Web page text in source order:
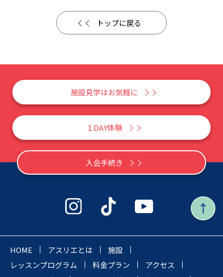
トップに戻る
施設見学はお気軽に
１DAY体験
入会手続き
HOME アスリエとは
施設
レッスンプログラム
料金プラン
アクセス